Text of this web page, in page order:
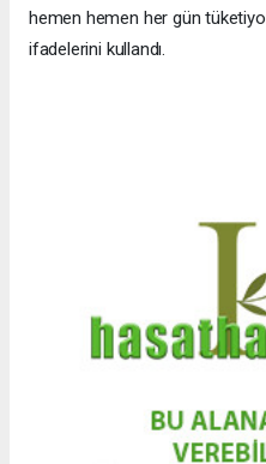
hemen hemen her gün
ifadelerini kullandı.